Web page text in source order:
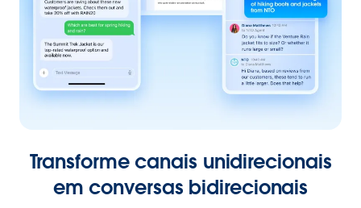
Transforme canais unidirecionais
em conversas bidirecionais